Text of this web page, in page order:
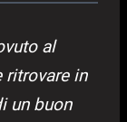
al
in
un buon